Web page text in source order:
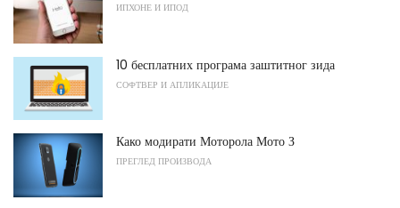
ИПХОНЕ И ИПОД
10 бесплатних програма заштитног зида
СОФТВЕР И АПЛИКАЦИЈЕ
Како модирати Моторола Мото З
ПРЕГЛЕД ПРОИЗВОДА